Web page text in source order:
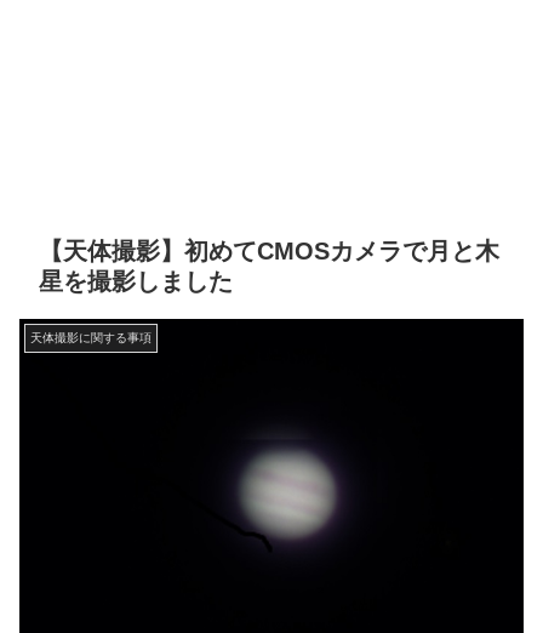
【天体撮影】初めてCMOSカメラで月と木
星を撮影しました
天体撮影に関する事項